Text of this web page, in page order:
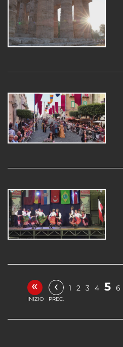
«
INIZIO
‹
PREC.
1 2 3 4 5 6